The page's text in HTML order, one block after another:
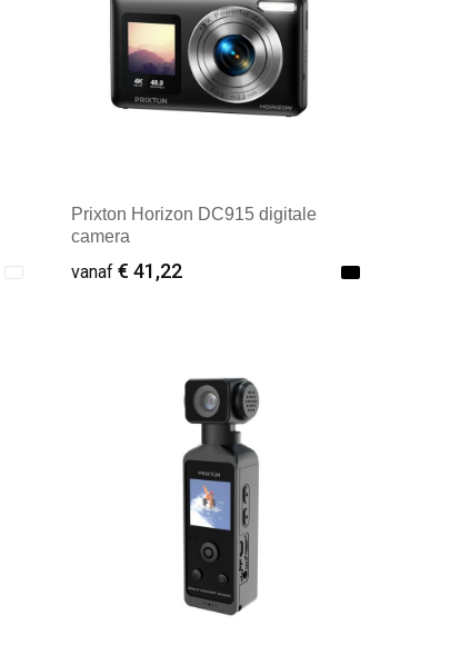
Prixton Horizon DC915 digitale
camera
vanaf € 41,22
Minimale afname: 1